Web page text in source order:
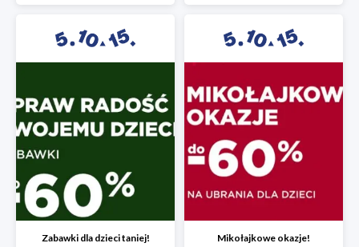
Zabawki dla dzieci taniej! Mikołajkowe okazje!